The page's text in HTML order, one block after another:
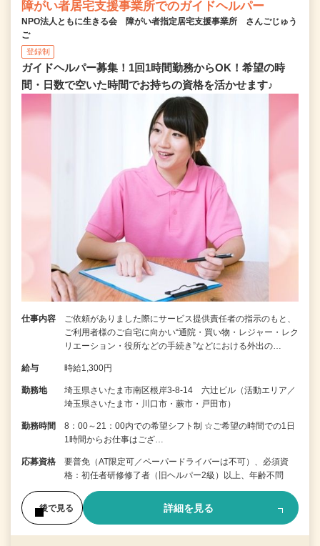
障がい者居宅支援事業所でのガイドヘルパー
NPO法人ともに生きる会 障がい者指定居宅支援事業所 さんごじゅう
ご
登録制
ガイドヘルパー募集！1回1時間勤務からOK！希望の時
間・日数で空いた時間でお持ちの資格を活かせます♪
仕事内容
ご依頼がありました際にサービス提供責任者の指示のもと、
ご利用者様のご自宅に向かい“通院・買い物・レジャー・レク
リエーション・役所などの手続き”などにおける外出の…
給与 時給1,300円
勤務地
埼玉県さいたま市南区根岸3-8-14 六辻ビル（活動エリア／
埼玉県さいたま市・川口市・蕨市・戸田市）
勤務時間
8：00～21：00内での希望シフト制 ☆ご希望の時間での1日
1時間からお仕事はござ…
応募資格
要普免（AT限定可／ペーパードライバーは不可）、必須資
格：初任者研修修了者（旧ヘルパー2級）以上、年齢不問
後で見る 詳細を見る